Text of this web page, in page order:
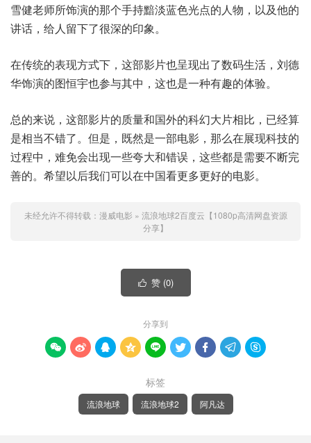
雪健老师所饰演的那个手持黯淡蓝色光点的人物，以及他的
讲话，给人留下了很深的印象。
在传统的表现方式下，这部影片也呈现出了数码生活，刘德
华饰演的图恒宇也参与其中，这也是一种有趣的体验。
总的来说，这部影片的质量和国外的科幻大片相比，已经算
是相当不错了。但是，既然是一部电影，那么在展现科技的
过程中，难免会出现一些夸大和错误，这些都是需要不断完
善的。希望以后我们可以在中国看更多更好的电影。
未经允许不得转载： 漫威电影 » 流浪地球2百度云【1080p高清网盘资源
分享】
 赞 (0)
分享到
        
标签
流浪地球 流浪地球2 阿凡达